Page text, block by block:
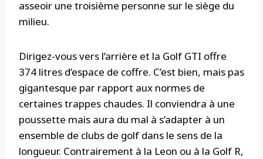
asseoir une troisième personne sur le siège du
milieu.
Dirigez-vous vers l’arrière et la Golf GTI offre
374 litres d’espace de coffre. C’est bien, mais pas
gigantesque par rapport aux normes de
certaines trappes chaudes. Il conviendra à une
poussette mais aura du mal à s’adapter à un
ensemble de clubs de golf dans le sens de la
longueur. Contrairement à la Leon ou à la Golf R,